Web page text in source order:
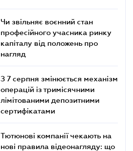
Чи звільняє воєнний стан
професійного учасника ринку
капіталу від положень про
нагляд
З 7 серпня змінюється механізм
операцій із тримісячними
лімітованими депозитними
сертифікатами
Тютюнові компанії чекають на
нові правила відеонагляду: що